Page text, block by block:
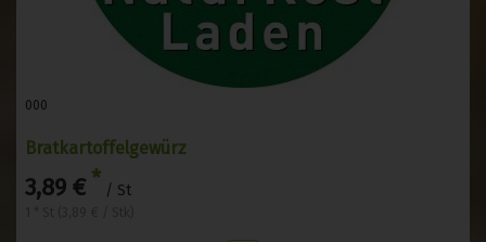
000
Bratkartoffelgewürz
3,89 € * / St